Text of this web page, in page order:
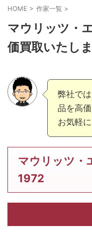
HOME > 作家一覧 >
マウリッツ・
価買取いたし
弊社で
品を高
お気軽
マウリッツ
1972